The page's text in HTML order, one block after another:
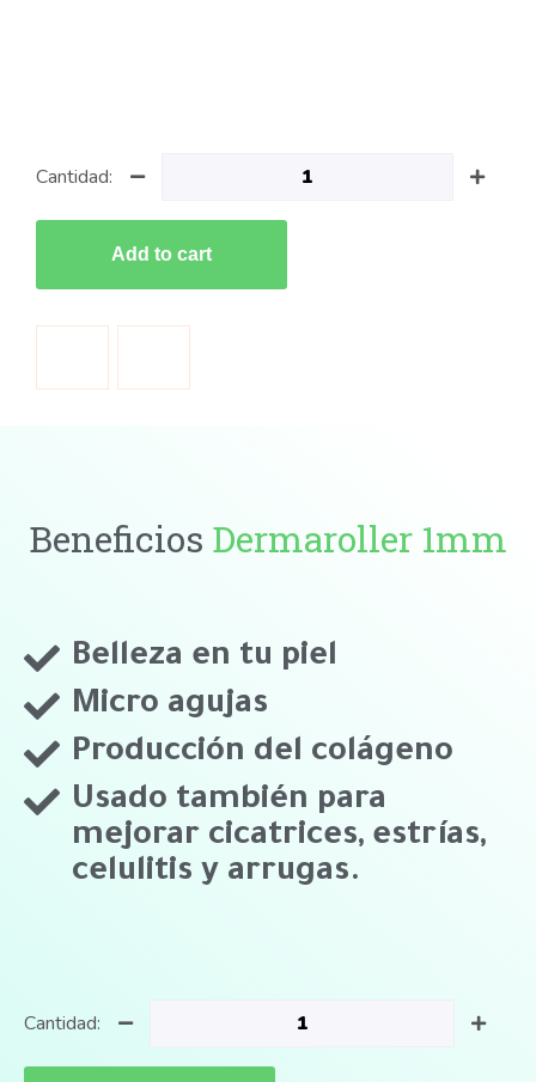
Cantidad:
Add to cart
Beneficios Dermaroller 1mm
Belleza en tu piel
Micro agujas
Producción del colágeno
Usado también para
mejorar cicatrices, estrías,
celulitis y arrugas.
Cantidad: